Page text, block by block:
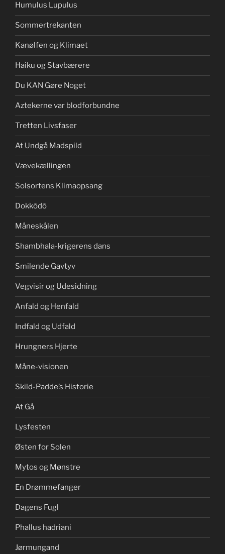
Humulus Lupulus
Sommertrekanten
Kanølfen og Klimaet
Haiku og Stavbærere
Du KAN Gøre Noget
Aztekerne var blodforbundne
Tretten Livsfaser
At Undgå Madspild
Vævekællingen
Solsortens Klimaopsang
Dokkōdō
Måneskålen
Shambhala-krigerens dans
Smilende Gavtyv
Vegvisir og Udesidning
Anfald og Henfald
Indfald og Udfald
Hrungners Hjerte
Måne-visionen
Skild-Padde’s Historie
At Gå
Lysfesten
Østen for Solen
Mytos og Mønstre
En Drømmefanger
Dagens Fugl
Phallus hadriani
Jørmungand